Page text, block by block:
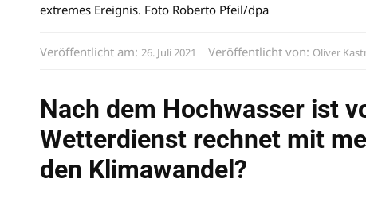
extremes Ereignis. Foto Roberto Pfeil/dpa
Veröffentlicht am: 26. Juli 2021 Veröffentlicht von: Oliver
Nach dem Hochwasser ist
Wetterdienst rechnet mit
den Klimawandel?